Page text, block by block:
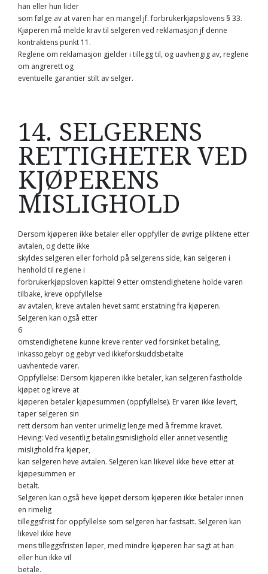
han eller hun lider
som følge av at varen har en mangel jf. forbrukerkjøpslovens § 33.
Kjøperen må melde krav til selgeren ved reklamasjon jf denne
kontraktens punkt 11.
Reglene om reklamasjon gjelder i tillegg til, og uavhengig av, reglene
om angrerett og
eventuelle garantier stilt av selger.
14. SELGERENS
RETTIGHETER VED
KJØPERENS
MISLIGHOLD
Dersom kjøperen ikke betaler eller oppfyller de øvrige pliktene etter
avtalen, og dette ikke
skyldes selgeren eller forhold på selgerens side, kan selgeren i
henhold til reglene i
forbrukerkjøpsloven kapittel 9 etter omstendighetene holde varen
tilbake, kreve oppfyllelse
av avtalen, kreve avtalen hevet samt erstatning fra kjøperen.
Selgeren kan også etter
6
omstendighetene kunne kreve renter ved forsinket betaling,
inkassogebyr og gebyr ved ikkeforskuddsbetalte
uavhentede varer.
Oppfyllelse: Dersom kjøperen ikke betaler, kan selgeren fastholde
kjøpet og kreve at
kjøperen betaler kjøpesummen (oppfyllelse). Er varen ikke levert,
taper selgeren sin
rett dersom han venter urimelig lenge med å fremme kravet.
Heving: Ved vesentlig betalingsmislighold eller annet vesentlig
mislighold fra kjøper,
kan selgeren heve avtalen. Selgeren kan likevel ikke heve etter at
kjøpesummen er
betalt.
Selgeren kan også heve kjøpet dersom kjøperen ikke betaler innen
en rimelig
tilleggsfrist for oppfyllelse som selgeren har fastsatt. Selgeren kan
likevel ikke heve
mens tilleggsfristen løper, med mindre kjøperen har sagt at han
eller hun ikke vil
betale.